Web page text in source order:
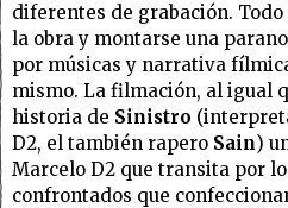
diferentes de grabación.
la obra y montarse una
por músicas y narrativa
mismo. La filmación, al igual
historia de Sinistro
D2, el también rapero Sain)
Marcelo D2 que transita por
confrontados que